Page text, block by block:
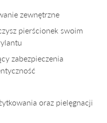
zewnętrzne
pierścionek swoim
zabezpieczenia
oraz pielęgnacji